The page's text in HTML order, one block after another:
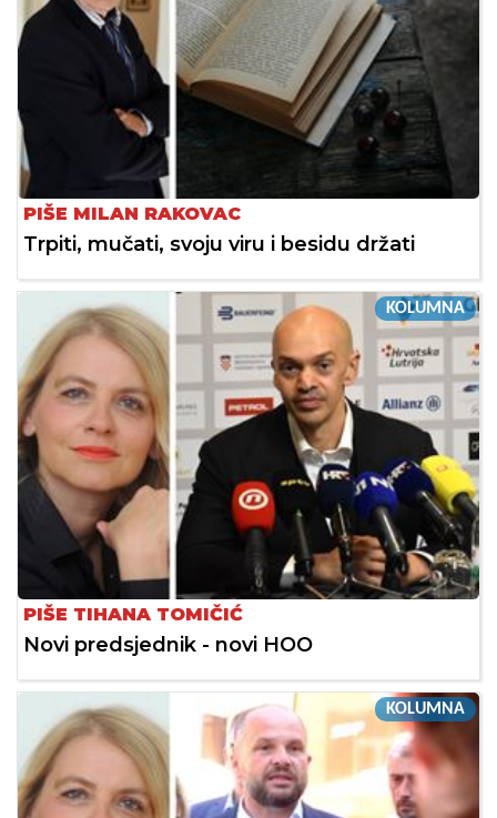
PIŠE MILAN RAKOVAC
Trpiti, mučati, svoju viru i besidu držati
KOLUMNA
PIŠE TIHANA TOMIČIĆ
Novi predsjednik - novi HOO
KOLUMNA